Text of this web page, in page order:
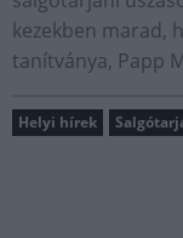
kezekben marad,
tanítványa, Papp
Helyi hírek